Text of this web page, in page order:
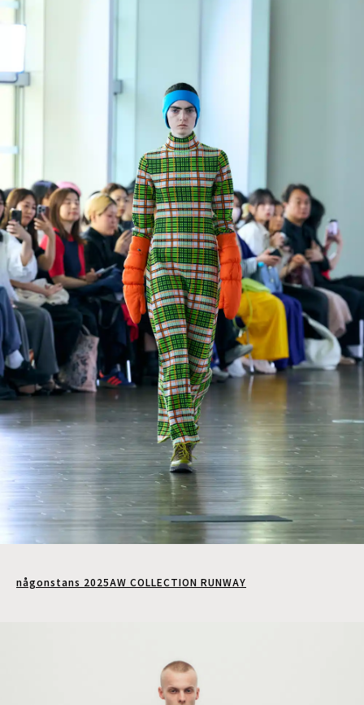
någonstans 2025AW COLLECTION RUNWAY